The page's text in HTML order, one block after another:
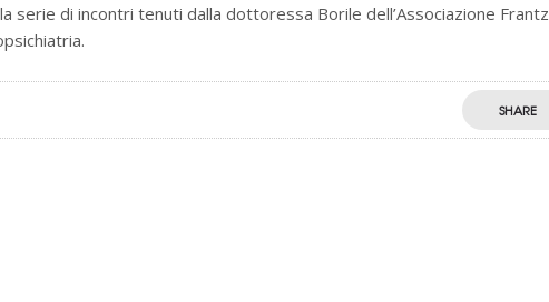
serie di incontri tenuti dalla dottoressa Borile dell’Associazione Frantz
SHARE